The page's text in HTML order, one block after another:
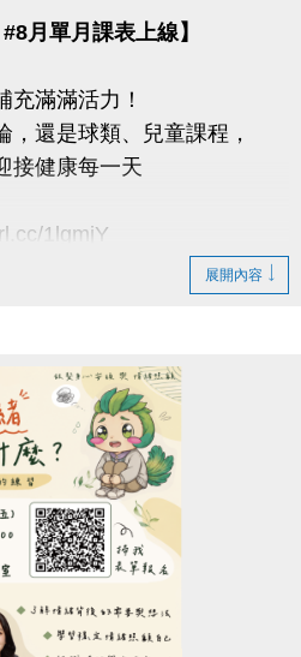
月單月課表上線】
滿滿活力！
還是球類、兒童課程，
接健康每一天
1lgmjY
墊。
惠課程。
並攜帶毛巾、水。
滿15歲；懸吊、空瑜需年滿
，將於開課前通知，並請持
票至本中心辦理退費。
展開內容